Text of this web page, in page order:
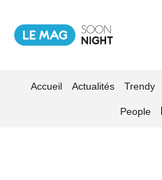
Accueil Actualités Trendy
People